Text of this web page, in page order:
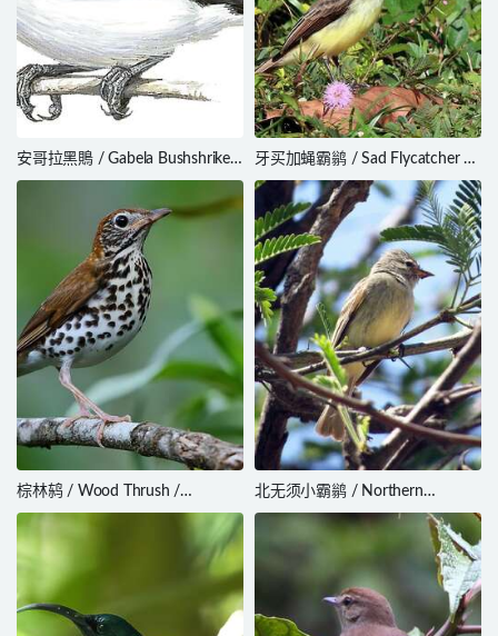
安哥拉黑鵙 / Gabela Bushshrike /
Laniarius amboimensis
牙买加蝇霸鹟 / Sad Flycatcher /
Myiarchus barbirostris
棕林鸫 / Wood Thrush /
Hylocichla mustelina
北无须小霸鹟 / Northern
Beardless Tyrannulet /
Camptostoma imberbe